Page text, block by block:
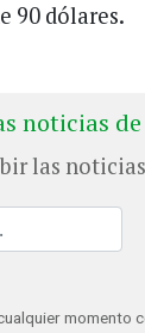
90 dólares.
noticias
las
momento